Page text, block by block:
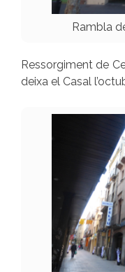
Rambla
Ressorgiment de
deixa el Casal